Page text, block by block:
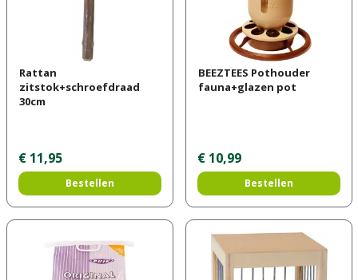
Rattan
zitstok+schroefdraad
30cm
€ 11,95
Bestellen
BEEZTEES Pothouder
fauna+glazen pot
€ 10,99
Bestellen